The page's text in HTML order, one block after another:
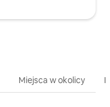
Miejsca w okolicy